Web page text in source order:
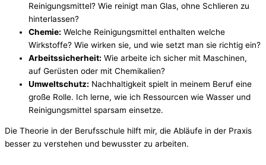
Reinigungsmittel? Wie reinigt man Glas, ohne Schlieren zu
hinterlassen?
Chemie: Welche Reinigungsmittel enthalten welche
Wirkstoffe? Wie wirken sie, und wie setzt man sie richtig ein?
Arbeitssicherheit: Wie arbeite ich sicher mit Maschinen,
auf Gerüsten oder mit Chemikalien?
Umweltschutz: Nachhaltigkeit spielt in meinem Beruf eine
große Rolle. Ich lerne, wie ich Ressourcen wie Wasser und
Reinigungsmittel sparsam einsetze.
Die Theorie in der Berufsschule hilft mir, die Abläufe in der Praxis
besser zu verstehen und bewusster zu arbeiten.